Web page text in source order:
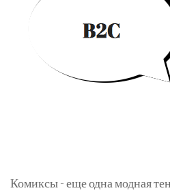
Комиксы - еще одна модная